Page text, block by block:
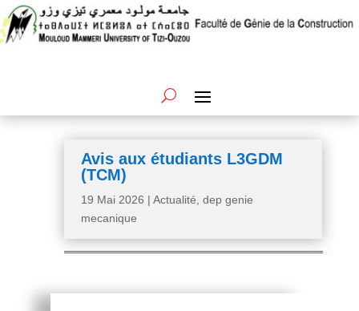
Avis aux étudiants L3GDM
(TCM)
19 Mai 2026 | Actualité dep genie
mecanique